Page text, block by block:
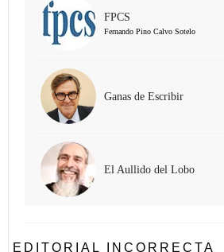
FPCS
Fernando Pino Calvo Sotelo
Ganas de Escribir
El Aullido del Lobo
EDITORIAL INCORRECTA